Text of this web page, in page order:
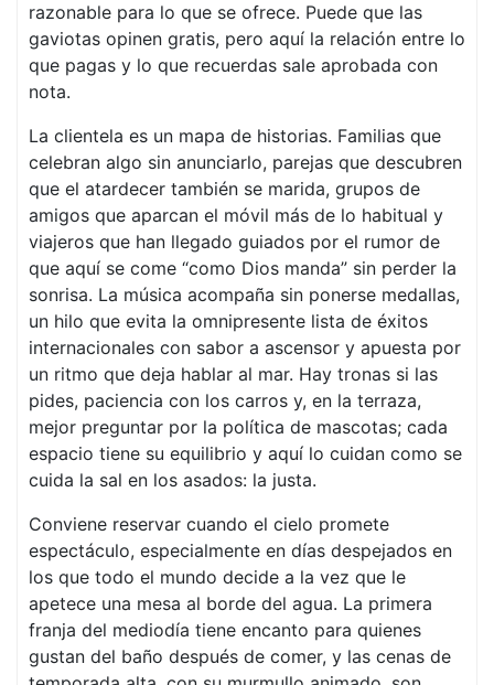
razonable para lo que se ofrece. Puede que las
gaviotas opinen gratis, pero aquí la relación entre lo
que pagas y lo que recuerdas sale aprobada con
nota.
La clientela es un mapa de historias. Familias que
celebran algo sin anunciarlo, parejas que descubren
que el atardecer también se marida, grupos de
amigos que aparcan el móvil más de lo habitual y
viajeros que han llegado guiados por el rumor de
que aquí se come “como Dios manda” sin perder la
sonrisa. La música acompaña sin ponerse medallas,
un hilo que evita la omnipresente lista de éxitos
internacionales con sabor a ascensor y apuesta por
un ritmo que deja hablar al mar. Hay tronas si las
pides, paciencia con los carros y, en la terraza,
mejor preguntar por la política de mascotas; cada
espacio tiene su equilibrio y aquí lo cuidan como se
cuida la sal en los asados: la justa.
Conviene reservar cuando el cielo promete
espectáculo, especialmente en días despejados en
los que todo el mundo decide a la vez que le
apetece una mesa al borde del agua. La primera
franja del mediodía tiene encanto para quienes
gustan del baño después de comer, y las cenas de